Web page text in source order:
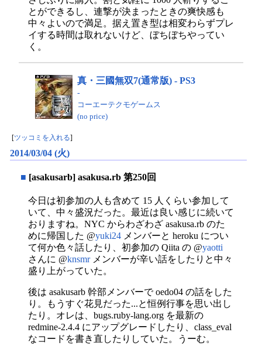
とができるし、連撃が決まったときの爽快感も
中々よいので満足。据え置き型は相変わらずプレ
イする時間は取れないけど、ぼちぼちやってい
く。
真・三國無双7(通常版) - PS3
-
コーエーテクモゲームス
(no price)
[ツッコミを入れる]
2014/03/04 (火)
■ [asakusarb] asakusa.rb 第250回
今日は初参加の人も含めて 15 人くらい参加して
いて、中々盛況だった。最近は良い感じに続いて
おりますね。NYC からわざわざ asakusa.rb のた
めに帰国した @yuki24 メンバーと heroku につい
て何か色々話したり、初参加の Qiita の @yaotti
さんに @knsmrメンバーが辛い話をしたりと中々
盛り上がっていた。
後は asakusarb 幹部メンバーで oedo04 の話をした
り。もうすぐ花見だった...と恒例行事を思い出し
たり。オレは、bugs.ruby-lang.org を最新の
redmine-2.4.4 にアップグレードしたり、class_eval
なコードを書き直したりしていた。うーむ。